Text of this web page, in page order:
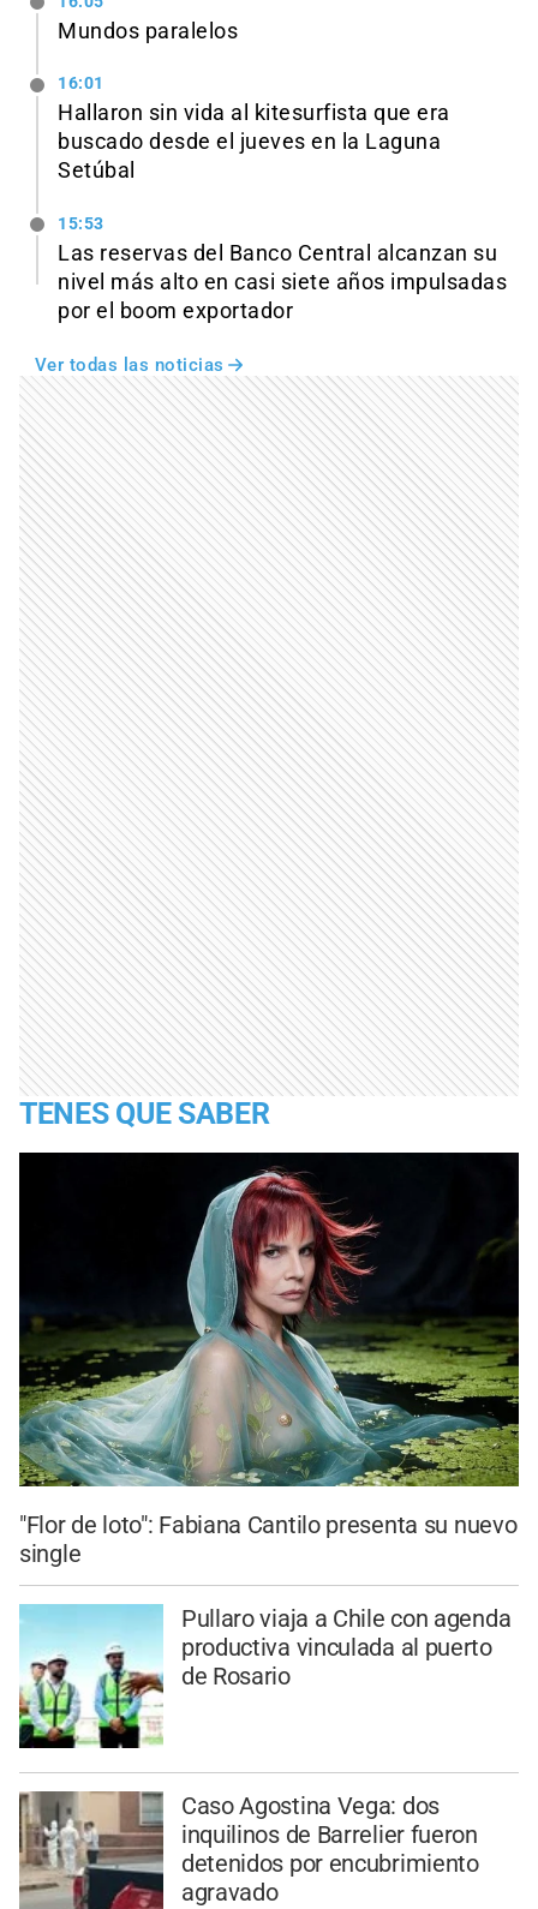
Mundos paralelos
16:01
Hallaron sin vida al kitesurfista que era
buscado desde el jueves en la Laguna
Setúbal
15:53
Las reservas del Banco Central alcanzan su
nivel más alto en casi siete años impulsadas
por el boom exportador
Ver todas las noticias
TENES QUE SABER
"Flor de loto": Fabiana Cantilo presenta su nuevo
single
Pullaro viaja a Chile con agenda
productiva vinculada al puerto
de Rosario
Caso Agostina Vega: dos
inquilinos de Barrelier fueron
detenidos por encubrimiento
agravado